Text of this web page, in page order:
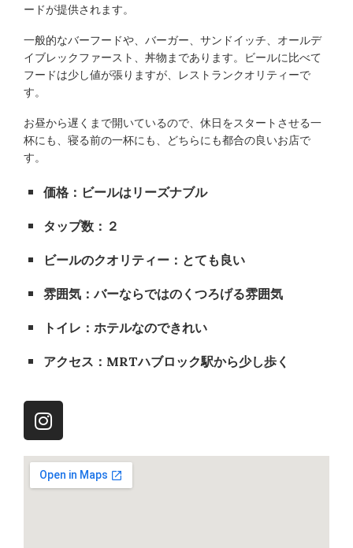
ードが提供されます。
一般的なバーフードや、バーガー、サンドイッチ、オールデ
イブレックファースト、丼物まであります。ビールに比べて
フードは少し値が張りますが、レストランクオリティーで
す。
お昼から遅くまで開いているので、休日をスタートさせる一
杯にも、寝る前の一杯にも、どちらにも都合の良いお店で
す。
価格：ビールはリーズナブル
タップ数：２
ビールのクオリティー：とても良い
雰囲気：バーならではのくつろげる雰囲気
トイレ：ホテルなのできれい
アクセス：MRTハブロック駅から少し歩く